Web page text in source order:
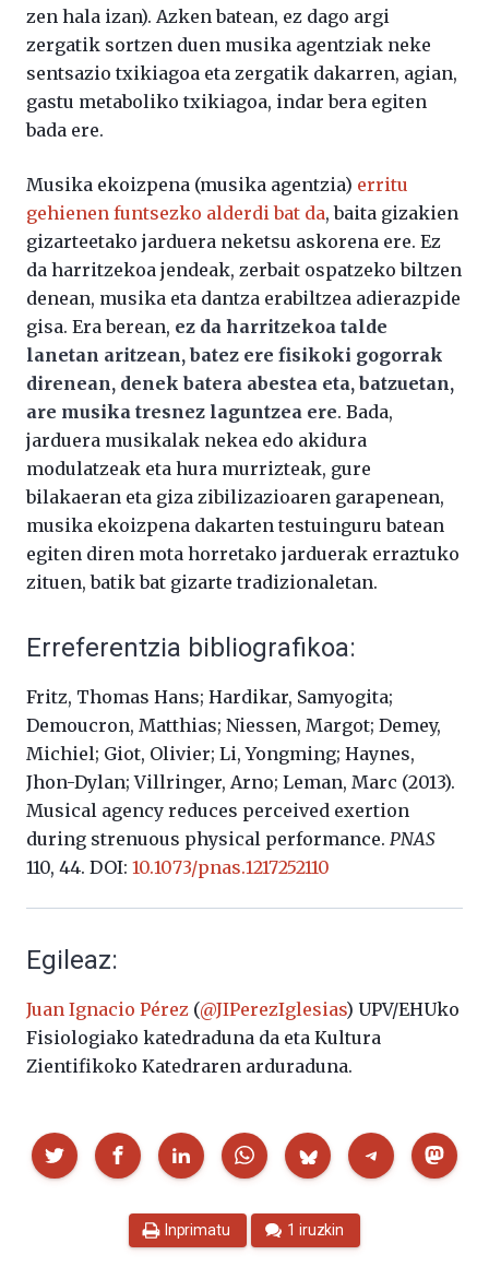
zen hala izan). Azken batean, ez dago argi
zergatik sortzen duen musika agentziak neke
sentsazio txikiagoa eta zergatik dakarren, agian,
gastu metaboliko txikiagoa, indar bera egiten
bada ere.
Musika ekoizpena (musika agentzia) erritu
gehienen funtsezko alderdi bat da, baita gizakien
gizarteetako jarduera neketsu askorena ere. Ez
da harritzekoa jendeak, zerbait ospatzeko biltzen
denean, musika eta dantza erabiltzea adierazpide
gisa. Era berean, ez da harritzekoa talde
lanetan aritzean, batez ere fisikoki gogorrak
direnean, denek batera abestea eta, batzuetan,
are musika tresnez laguntzea ere. Bada,
jarduera musikalak nekea edo akidura
modulatzeak eta hura murrizteak, gure
bilakaeran eta giza zibilizazioaren garapenean,
musika ekoizpena dakarten testuinguru batean
egiten diren mota horretako jarduerak erraztuko
zituen, batik bat gizarte tradizionaletan.
Erreferentzia bibliografikoa:
Fritz, Thomas Hans; Hardikar, Samyogita;
Demoucron, Matthias; Niessen, Margot; Demey,
Michiel; Giot, Olivier; Li, Yongming; Haynes,
Jhon-Dylan; Villringer, Arno; Leman, Marc (2013).
Musical agency reduces perceived exertion
during strenuous physical performance. PNAS
110, 44. DOI: 10.1073/pnas.1217252110
Egileaz:
Juan Ignacio Pérez (@JIPerezIglesias) UPV/EHUko
Fisiologiako katedraduna da eta Kultura
Zientifikoko Katedraren arduraduna.
Partekatu
Inprimatu 1 iruzkin